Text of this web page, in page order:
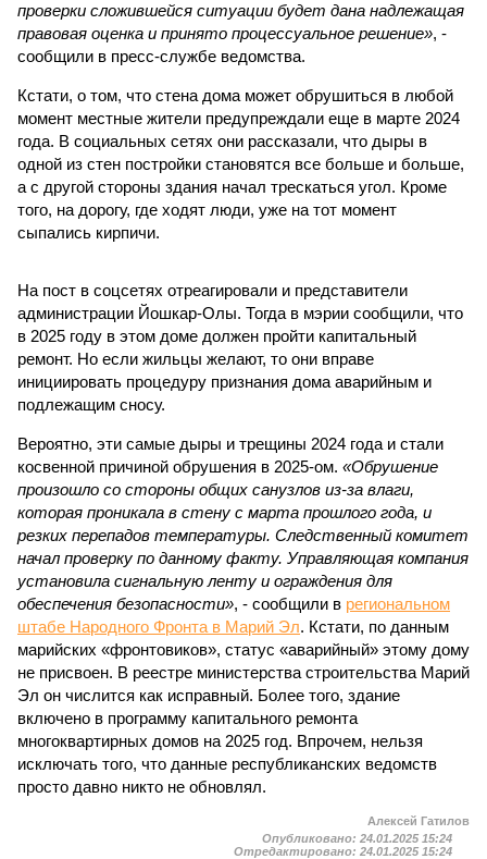
проверки сложившейся ситуации будет дана надлежащая
правовая оценка и принято процессуальное решение», -
сообщили в пресс-службе ведомства.
Кстати, о том, что стена дома может обрушиться в любой
момент местные жители предупреждали еще в марте 2024
года. В социальных сетях они рассказали, что дыры в
одной из стен постройки становятся все больше и больше,
а с другой стороны здания начал трескаться угол. Кроме
того, на дорогу, где ходят люди, уже на тот момент
сыпались кирпичи.
На пост в соцсетях отреагировали и представители
администрации Йошкар-Олы. Тогда в мэрии сообщили, что
в 2025 году в этом доме должен пройти капитальный
ремонт. Но если жильцы желают, то они вправе
инициировать процедуру признания дома аварийным и
подлежащим сносу.
Вероятно, эти самые дыры и трещины 2024 года и стали
косвенной причиной обрушения в 2025-ом. «Обрушение
произошло со стороны общих санузлов из-за влаги,
которая проникала в стену с марта прошлого года, и
резких перепадов температуры. Следственный комитет
начал проверку по данному факту. Управляющая компания
установила сигнальную ленту и ограждения для
обеспечения безопасности», - сообщили в региональном
штабе Народного Фронта в Марий Эл. Кстати, по данным
марийских «фронтовиков», статус «аварийный» этому дому
не присвоен. В реестре министерства строительства Марий
Эл он числится как исправный. Более того, здание
включено в программу капитального ремонта
многоквартирных домов на 2025 год. Впрочем, нельзя
исключать того, что данные республиканских ведомств
просто давно никто не обновлял.
Алексей Гатилов
Опубликовано: 24.01.2025 15:24
Отредактировано: 24.01.2025 15:24